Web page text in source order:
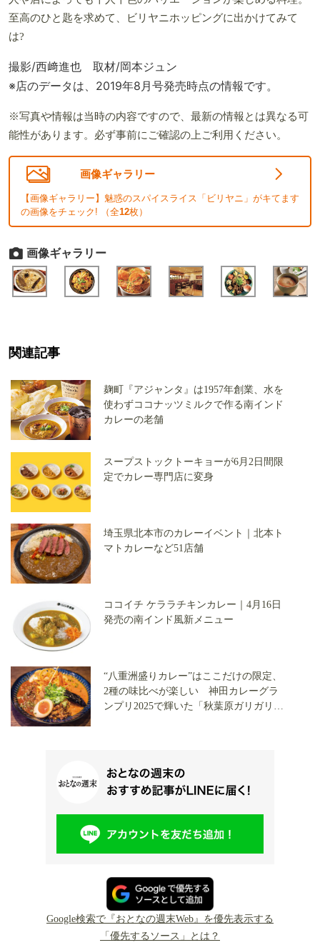
至高のひと匙を求めて、ビリヤニホッピングに出かけてみて
は?
撮影/西﨑進也 取材/岡本ジュン
※店のデータは、2019年8月号発売時点の情報です。
※写真や情報は当時の内容ですので、最新の情報とは異なる可
能性があります。必ず事前にご確認の上ご利用ください。
画像ギャラリー
【画像ギャラリー】魅惑のスパイスライス「ビリヤニ」がキてます
の画像をチェック! （全12枚）
画像ギャラリー
関連記事
麹町『アジャンタ』は1957年創業、水を
使わずココナッツミルクで作る南インド
カレーの老舗
スープストックトーキョーが6月2日間限
定でカレー専門店に変身
埼玉県北本市のカレーイベント｜北本ト
マトカレーなど51店舗
ココイチ ケララチキンカレー｜4月16日
発売の南インド風新メニュー
“八重洲盛りカレー”はここだけの限定、
2種の味比べが楽しい 神田カレーグラ
ンプリ2025で輝いた「秋葉原ガリガリ」
Google検索で『おとなの週末Web』を優先表示する
「優先するソース」とは？